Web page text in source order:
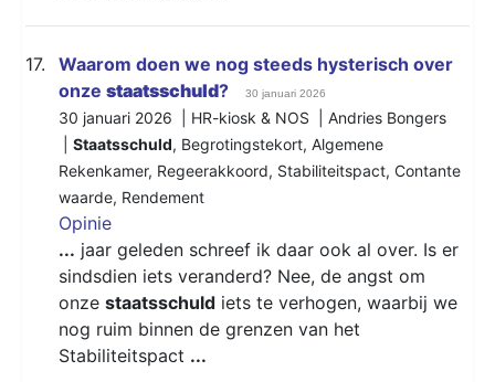
17.
Waarom doen we nog steeds hysterisch over
onze staatsschuld? 30 januari 2026
30 januari 2026 | HR-kiosk & NOS | Andries Bongers
Staatsschuld, Begrotingstekort, Algemene
Rekenkamer, Regeerakkoord, Stabiliteitspact, Contante
waarde, Rendement
Opinie
... jaar geleden schreef ik daar ook al over. Is er
sindsdien iets veranderd? Nee, de angst om
onze staatsschuld iets te verhogen, waarbij we
nog ruim binnen de grenzen van het
Stabiliteitspact ...